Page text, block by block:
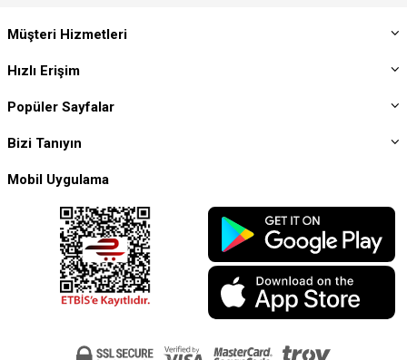
Müşteri Hizmetleri
Hızlı Erişim
Popüler Sayfalar
Bizi Tanıyın
Mobil Uygulama